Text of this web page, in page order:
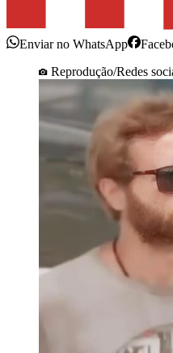
Enviar no WhatsApp
Reprodução/Redes